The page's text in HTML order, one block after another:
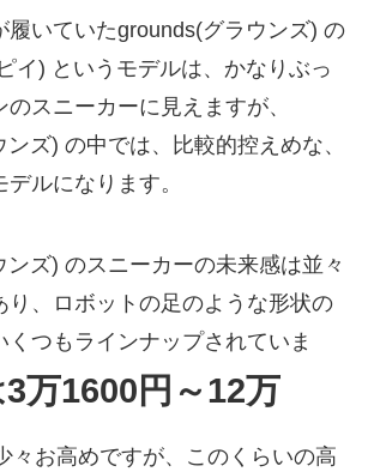
履いていたgrounds(グラウンズ) の
イ) というモデルは、かなりぶっ
スニーカーに見えますが、
ズ) の中では、比較的控えめな、
ルになります。
ズ) のスニーカーの未来感は並々
り、ロボットの足のような形状の
くつもラインナップされていま
万1600円～12万
々お高めですが、このくらいの高